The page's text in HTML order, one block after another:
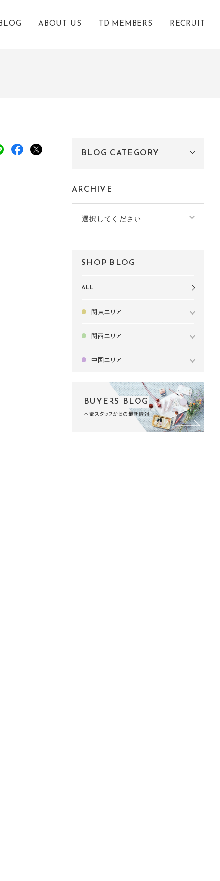
ABOUT US TD MEMBERS RECRUIT
BLOG CATEGORY
ARCHIVE
選択してください
SHOP BLOG
ALL
関東エリア
関西エリア
中国エリア
BUYERS BLOG
本部スタッフからの最新情報